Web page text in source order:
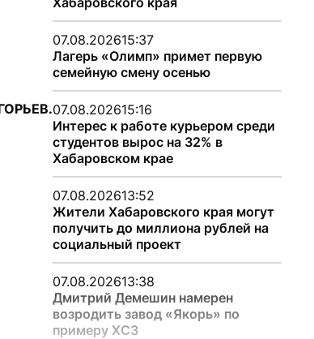
07.08.202615:37
Лагерь «Олимп» примет первую
семейную смену осенью
07.08.202615:16
Интерес к работе курьером среди
студентов вырос на 32% в
Хабаровском крае
07.08.202613:52
Жители Хабаровского края могут
получить до миллиона рублей на
социальный проект
07.08.202613:38
Дмитрий Демешин намерен
возродить завод «Якорь» по
примеру ХСЗ